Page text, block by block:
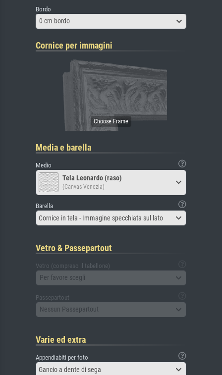
Bordo
0 cm bordo
Cornice per immagini
Media e barella
Medio
Tela Leonardo (raso)
(Canvas Venezia)
Barella
Cornice in tela - Immagine specchiata sul lato
Vetro & Passepartout
Vetro (compreso il tabellone)
Per favore scegli
Passepartout
Nessun Passepartout
Varie ed extra
Appendiabiti per foto
Gancio a dente di sega